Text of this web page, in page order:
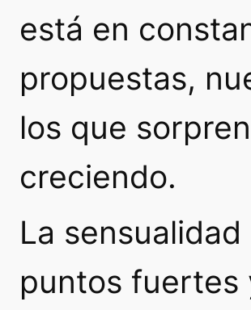
está en
propuestas,
los que
creciendo.
La
puntos fuertes